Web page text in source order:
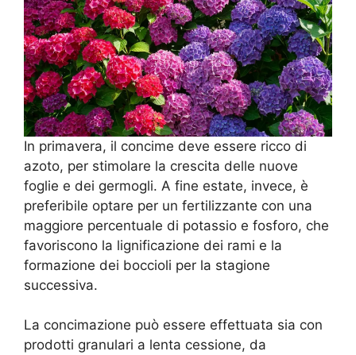
In primavera, il concime deve essere ricco di
azoto, per stimolare la crescita delle nuove
foglie e dei germogli. A fine estate, invece, è
preferibile optare per un fertilizzante con una
maggiore percentuale di potassio e fosforo, che
favoriscono la lignificazione dei rami e la
formazione dei boccioli per la stagione
successiva.
La concimazione può essere effettuata sia con
prodotti granulari a lenta cessione, da